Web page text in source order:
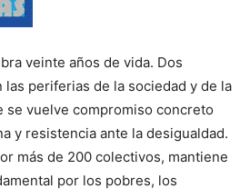
veinte años de vida. Dos
las periferias de la sociedad y de la
se vuelve compromiso concreto
y resistencia ante la desigualdad.
más de 200 colectivos, mantiene
por los pobres, los